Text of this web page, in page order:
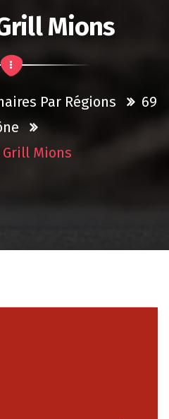
Mions
Par Régions
69
Mions